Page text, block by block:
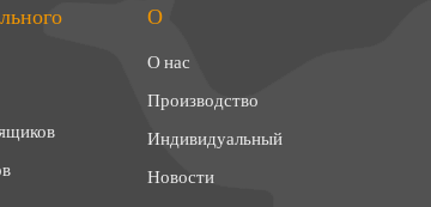
О
О нас
Производство
Индивидуальный
Новости